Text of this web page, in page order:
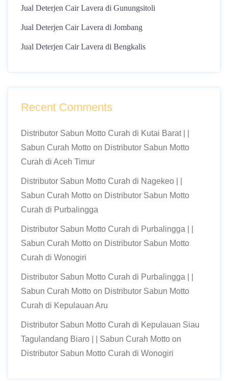
Jual Deterjen Cair Lavera di Gunungsitoli
Jual Deterjen Cair Lavera di Jombang
Jual Deterjen Cair Lavera di Bengkalis
Recent Comments
Distributor Sabun Motto Curah di Kutai Barat | |
Sabun Curah Motto on Distributor Sabun Motto
Curah di Aceh Timur
Distributor Sabun Motto Curah di Nagekeo | |
Sabun Curah Motto on Distributor Sabun Motto
Curah di Purbalingga
Distributor Sabun Motto Curah di Purbalingga | |
Sabun Curah Motto on Distributor Sabun Motto
Curah di Wonogiri
Distributor Sabun Motto Curah di Purbalingga | |
Sabun Curah Motto on Distributor Sabun Motto
Curah di Kepulauan Aru
Distributor Sabun Motto Curah di Kepulauan Siau
Tagulandang Biaro | | Sabun Curah Motto on
Distributor Sabun Motto Curah di Wonogiri